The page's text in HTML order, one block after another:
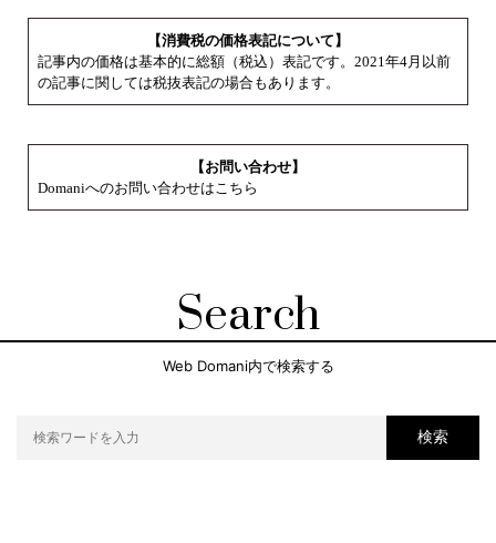
【消費税の価格表記について】
記事内の価格は基本的に総額（税込）表記です。2021年4月以前
の記事に関しては税抜表記の場合もあります。
【お問い合わせ】
Domaniへのお問い合わせはこちら
Search
Web Domani内で検索する
検索